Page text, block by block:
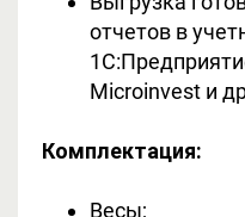
отчетов в
Microinvest и
Комплектация:
Весы;